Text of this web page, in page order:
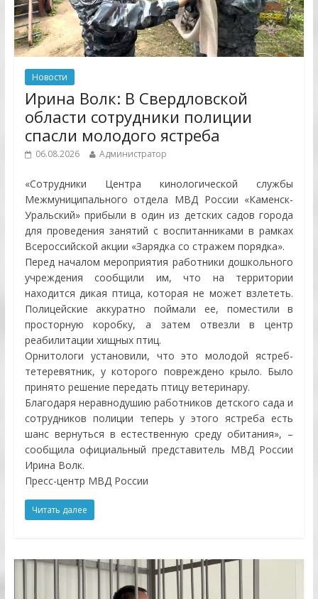
Новости
Ирина Волк: В Свердловской
области сотрудники полиции
спасли молодого ястреба
06.08.2026 Администратор
«Сотрудники Центра кинологической службы
Межмуниципального отдела МВД России «Каменск-
Уральский» прибыли в один из детских садов города
для проведения занятий с воспитанниками в рамках
Всероссийской акции «Зарядка со стражем порядка».
Перед началом мероприятия работники дошкольного
учреждения сообщили им, что на территории
находится дикая птица, которая не может взлететь.
Полицейские аккуратно поймали ее, поместили в
просторную коробку, а затем отвезли в центр
реабилитации хищных птиц.
Орнитологи установили, что это молодой ястреб-
тетеревятник, у которого повреждено крыло. Было
принято решение передать птицу ветеринару.
Благодаря неравнодушию работников детского сада и
сотрудников полиции теперь у этого ястреба есть
шанс вернуться в естественную среду обитания», –
сообщила официальный представитель МВД России
Ирина Волк.
Пресс-центр МВД России
Читать далее